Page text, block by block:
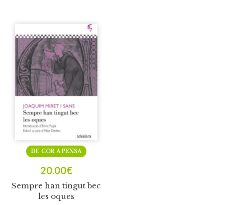
Sempre han tingut bec
les oques
DE COR A PENSA
20.00€